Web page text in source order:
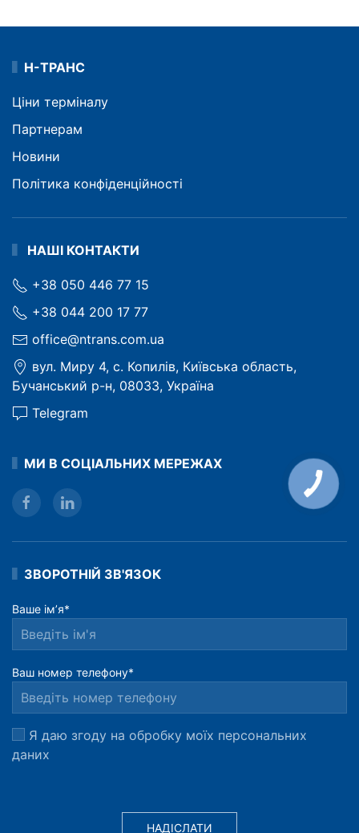
Н-ТРАНС
Ціни терміналу
Партнерам
Новини
Політика конфіденційності
НАШІ КОНТАКТИ
+38 050 446 77 15
+38 044 200 17 77
office@ntrans.com.ua
вул. Миру 4, с. Копилів, Київська область,
Бучанський р-н, 08033, Україна
Telegram
МИ В СОЦІАЛЬНИХ МЕРЕЖАХ
ЗВОРОТНІЙ ЗВ'ЯЗОК
Ваше ім’я*
Ваш номер телефону*
Я даю згоду на обробку моїх персональних
даних
НАДІСЛАТИ